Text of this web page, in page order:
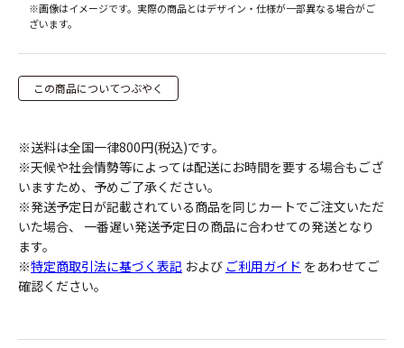
※画像はイメージです。実際の商品とはデザイン・仕様が一部異なる場合がご
ざいます。
この商品についてつぶやく
※送料は全国一律800円(税込)です。
※天候や社会情勢等によっては配送にお時間を要する場合もござ
いますため、予めご了承ください。
※発送予定日が記載されている商品を同じカートでご注文いただ
いた場合、 一番遅い発送予定日の商品に合わせての発送となり
ます。
※特定商取引法に基づく表記 および ご利用ガイド をあわせてご
確認ください。